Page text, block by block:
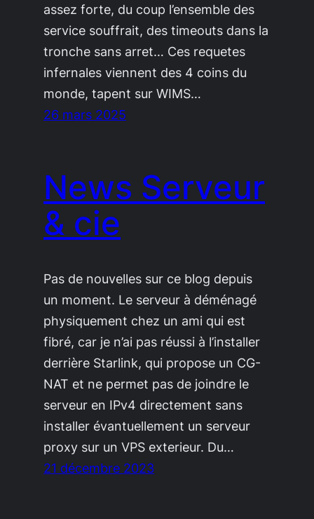
assez forte, du coup l’ensemble des
service souffrait, des timeouts dans la
tronche sans arret… Ces requetes
infernales viennent des 4 coins du
monde, tapent sur WIMS…
26 mars 2025
News Serveur
& cie
Pas de nouvelles sur ce blog depuis
un moment. Le serveur à déménagé
physiquement chez un ami qui est
fibré, car je n’ai pas réussi à l’installer
derrière Starlink, qui propose un CG-
NAT et ne permet pas de joindre le
serveur en IPv4 directement sans
installer évantuellement un serveur
proxy sur un VPS exterieur. Du…
21 décembre 2023